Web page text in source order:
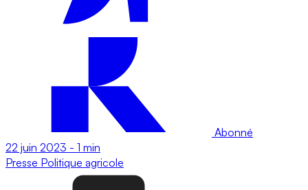
Abonné
22 juin 2023 - 1 min
Presse Politique agricole